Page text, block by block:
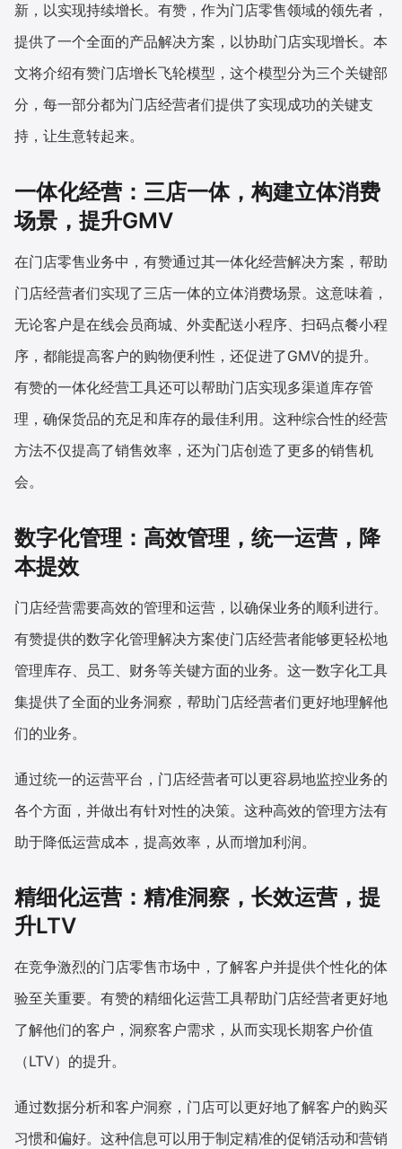
增长俱乐部 有赞商盟
合作共进
入驻有赞
认证服务商 设计服务商
有赞云
新，以实现持续增长。有赞，作为门店零售领域的领先者，
提供了一个全面的产品解决方案，以协助门店实现增长。本
文将介绍有赞门店增长飞轮模型，这个模型分为三个关键部
分，每一部分都为门店经营者们提供了实现成功的关键支
持，让生意转起来。
一体化经营：三店一体，构建立体消费
场景，提升GMV
在门店零售业务中，有赞通过其一体化经营解决方案，帮助
门店经营者们实现了三店一体的立体消费场景。这意味着，
无论客户是在线会员商城、外卖配送小程序、扫码点餐小程
序，都能提高客户的购物便利性，还促进了GMV的提升。
有赞的一体化经营工具还可以帮助门店实现多渠道库存管
理，确保货品的充足和库存的最佳利用。这种综合性的经营
方法不仅提高了销售效率，还为门店创造了更多的销售机
会。
数字化管理：高效管理，统一运营，降
本提效
门店经营需要高效的管理和运营，以确保业务的顺利进行。
有赞提供的数字化管理解决方案使门店经营者能够更轻松地
管理库存、员工、财务等关键方面的业务。这一数字化工具
集提供了全面的业务洞察，帮助门店经营者们更好地理解他
们的业务。
通过统一的运营平台，门店经营者可以更容易地监控业务的
各个方面，并做出有针对性的决策。这种高效的管理方法有
助于降低运营成本，提高效率，从而增加利润。
精细化运营：精准洞察，长效运营，提
升LTV
在竞争激烈的门店零售市场中，了解客户并提供个性化的体
验至关重要。有赞的精细化运营工具帮助门店经营者更好地
了解他们的客户，洞察客户需求，从而实现长期客户价值
（LTV）的提升。
通过数据分析和客户洞察，门店可以更好地了解客户的购买
习惯和偏好。这种信息可以用于制定精准的促销活动和营销